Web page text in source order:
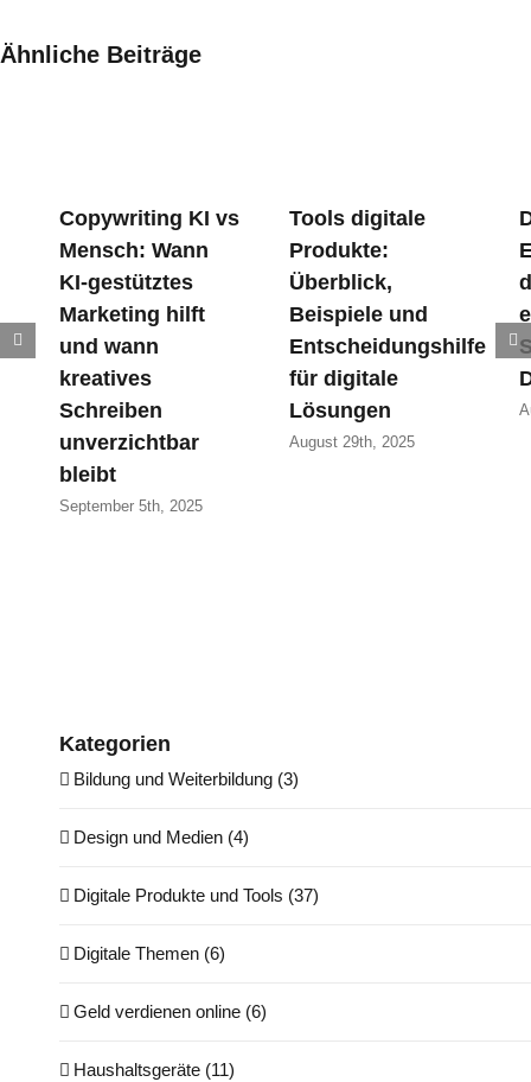
Ähnliche Beiträge
Copywriting KI vs
Mensch: Wann
KI-gestütztes
Marketing hilft
und wann
kreatives
Schreiben
unverzichtbar
bleibt
September 5th, 2025
Tools digitale
Produkte:
Überblick,
Beispiele und
Entscheidungshilfe
für digitale
Lösungen
August 29th, 2025
Kategorien
Bildung und Weiterbildung (3)
Design und Medien (4)
Digitale Produkte und Tools (37)
Digitale Themen (6)
Geld verdienen online (6)
Haushaltsgeräte (11)